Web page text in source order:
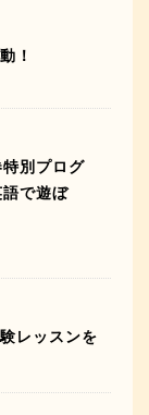
！
別プログ
で遊ぼ
レッスンを